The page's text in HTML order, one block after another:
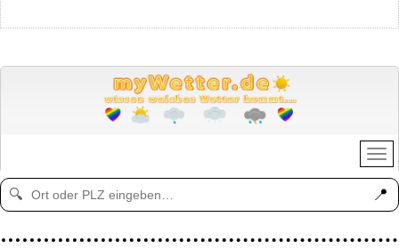
🔍 📍